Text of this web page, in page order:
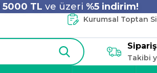
5000 TL ve üzeri %5 indirim!
Kurumsal Toptan
Sipariş
Takibi